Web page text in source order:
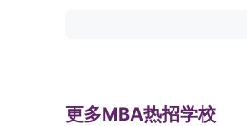
更多MBA热招学校